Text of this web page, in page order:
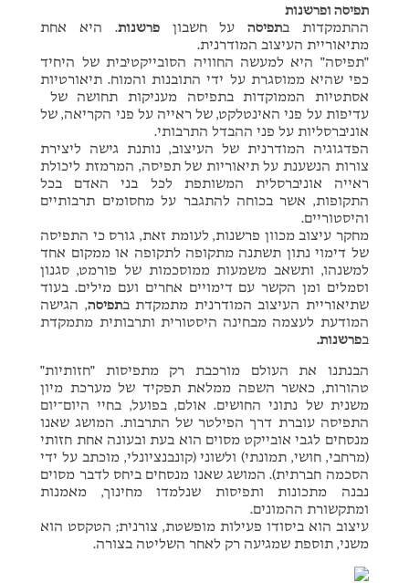
תפיסה ופרשנות
ההתמקדות בתפיסהעל חשבוןפרשנות. היא אחת
מתיאוריית העיצוב המודרנית.
"תפיסה" היא למעשה החוויה הסובייקטיבית של היחיד
כפי שהיא ממוסגרת על ידי התובנות והמוח. תיאורטיות
אסתטיות הממוקדות בתפיסה מעניקות תחושה של
עדיפות על פני האינטלקט, של ראייה על פני הקריאה, של
אוניברסליות על פני ההבדל התרבותי.
הפדגוגיה המודרנית של העיצוב, נותנת גישה ליצירת
צורות הנשענת על תיאוריות של תפיסה, המרמזת ליכולת
ראייה אוניברסלית המשותפת לכל בני האדם בכל
התקופות, אשר בכוחה להתגבר על מחסומים תרבותיים
והיסטוריים.
מחקר עיצוב מכוון פרשנות, לעומת זאת, גורס כי התפיסה
של דימוי נתון תשתנה מתקופה לתקופה או ממקום אחד
למשנהו, ותשאב משמעות ממוסכמות של פורמט, סגנון
וסמלים ומן הקשר עם דימויים אחרים ועם מילים. בעוד
שתיאוריית העיצוב המודרנית מתמקדת בתפיסה, הגישה
המודעת לעצמה מבחינה היסטורית ותרבותית מתמקדת
בפרשנות.
הבנתנו את העולם מורכבת רק מתפיסות "חזותיות"
טהורות, כאשר השפה ממלאת תפקיד של מערכת מיון
משנית של נתוני החושים. אולם, בפועל, בחיי היום־יום
התפיסה עוברת דרך הפילטר של התרבות. המושג שאנו
מנסחים לגבי אובייקט מסוים הוא בעת ובעונה אחת חזותי
(מרחבי, חושי, תמונתי) ולשוני (קונבנציונלי, מוכתב על ידי
הסכמה חברתית). המושג שאנו מנסחים ביחס לדבר מסוים
נבנה מתכונות ותפיסות שנלמדו מחינוך, מאמנות
ומתקשורת ההמונים.
עיצוב הוא ביסודו פעילות מופשטת, צורנית; הטקסט הוא
משני, תוספת שמגיעה רק לאחר השליטה בצורה.